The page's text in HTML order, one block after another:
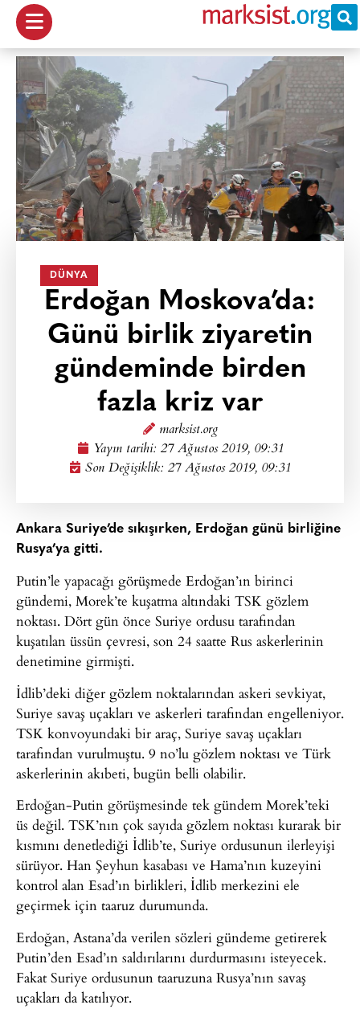
DÜNYA
Erdoğan Moskova’da:
Günü birlik ziyaretin
gündeminde birden
fazla kriz var
marksist.org
Yayın tarihi: 27 Ağustos 2019, 09:31
Son Değişiklik: 27 Ağustos 2019, 09:31
Ankara Suriye’de sıkışırken, Erdoğan günü birliğine
Rusya’ya gitti.
Putin’le yapacağı görüşmede Erdoğan’ın birinci
gündemi, Morek’te kuşatma altındaki TSK gözlem
noktası. Dört gün önce Suriye ordusu tarafından
kuşatılan üssün çevresi, son 24 saatte Rus askerlerinin
denetimine girmişti.
İdlib’deki diğer gözlem noktalarından askeri sevkiyat,
Suriye savaş uçakları ve askerleri tarafından engelleniyor.
TSK konvoyundaki bir araç, Suriye savaş uçakları
tarafından vurulmuştu. 9 no’lu gözlem noktası ve Türk
askerlerinin akıbeti, bugün belli olabilir.
Erdoğan-Putin görüşmesinde tek gündem Morek’teki
üs değil. TSK’nın çok sayıda gözlem noktası kurarak bir
kısmını denetlediği İdlib’te, Suriye ordusunun ilerleyişi
sürüyor. Han Şeyhun kasabası ve Hama’nın kuzeyini
kontrol alan Esad’ın birlikleri, İdlib merkezini ele
geçirmek için taaruz durumunda.
Erdoğan, Astana’da verilen sözleri gündeme getirerek
Putin’den Esad’ın saldırılarını durdurmasını isteyecek.
Fakat Suriye ordusunun taaruzuna Rusya’nın savaş
uçakları da katılıyor.